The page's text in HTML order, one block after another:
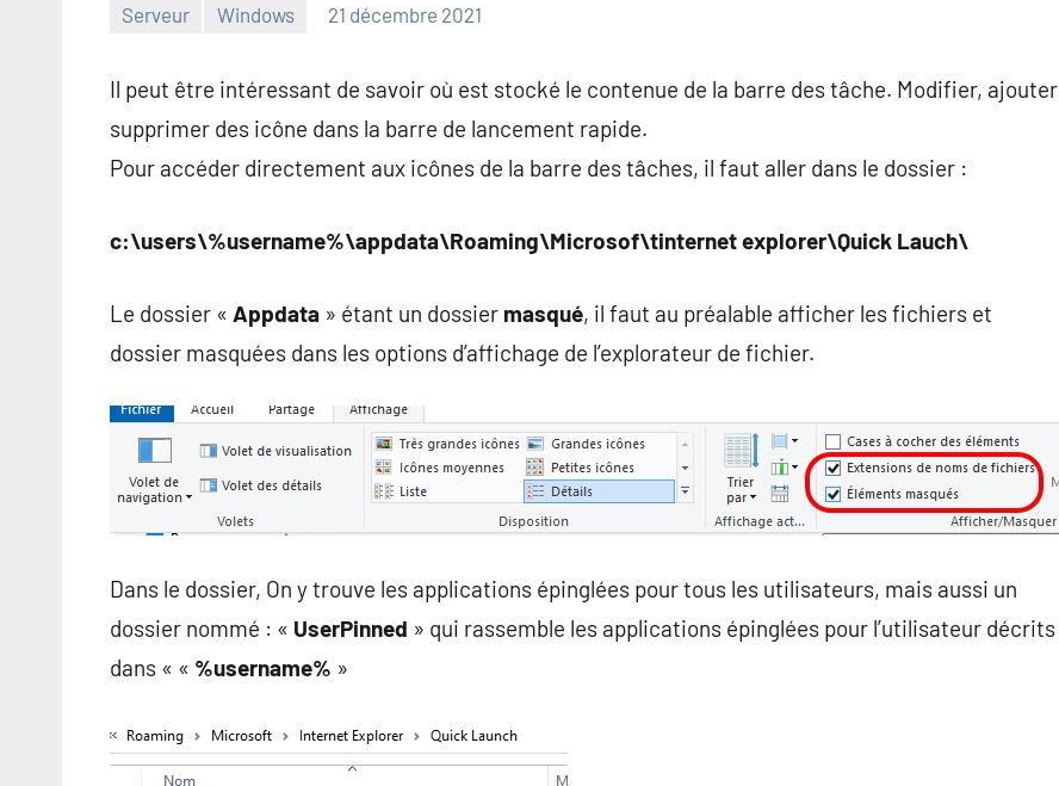
Serveur Windows 21 décembre 2021
Il peut être intéressant de savoir où est stocké le contenue de la barre des tâche. Modifier, ajouter
supprimer des icône dans la barre de lancement rapide.
Pour accéder directement aux icônes de la barre des tâches, il faut aller dans le dossier :
c:\users\%username%\appdata\Roaming\Microsof\tinternet explorer\Quick Lauch\
Le dossier « Appdata » étant un dossier masqué, il faut au préalable afficher les fichiers et
dossier masquées dans les options d’affichage de l’explorateur de fichier.
Dans le dossier, On y trouve les applications épinglées pour tous les utilisateurs, mais aussi un
dossier nommé : « UserPinned » qui rassemble les applications épinglées pour l’utilisateur décrits
dans « « %username% »